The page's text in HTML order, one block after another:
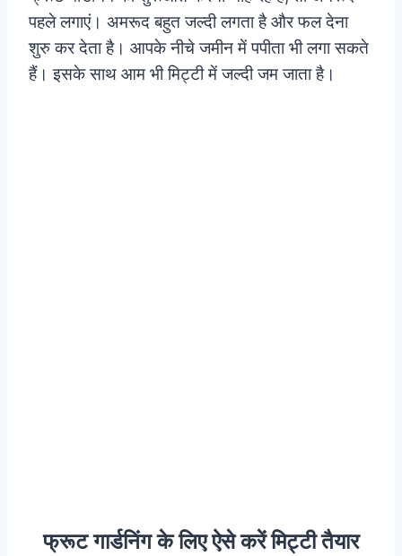
पहले लगाएं। अमरूद बहुत जल्दी लगता है और फल देना
शुरु कर देता है। आपके नीचे जमीन में पपीता भी लगा सकते
हैं। इसके साथ आम भी मिट्टी में जल्दी जम जाता है।
फ्रूट गार्डनिंग के लिए ऐसे करें मिट्टी तैयार